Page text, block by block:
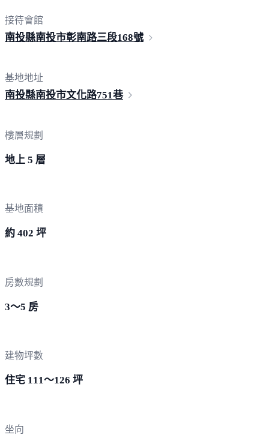
接待會館
南投縣南投市彰南路三段168號
基地地址
南投縣南投市文化路751巷
樓層規劃
地上 5 層
基地面積
約 402 坪
房數規劃
3～5 房
建物坪數
住宅 111～126 坪
坐向